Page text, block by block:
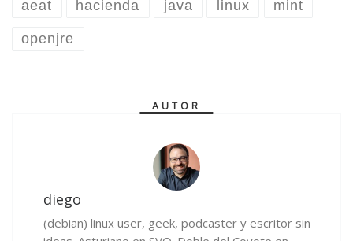
aeat hacienda java linux mint
openjre
AUTOR
diego
(debian) linux user, geek, podcaster y escritor sin